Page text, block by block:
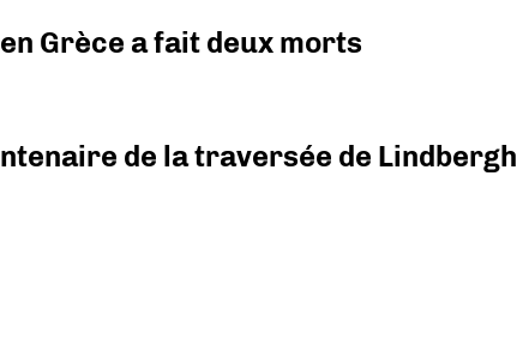
Grèce a fait deux morts
de la traversée de Lindbergh